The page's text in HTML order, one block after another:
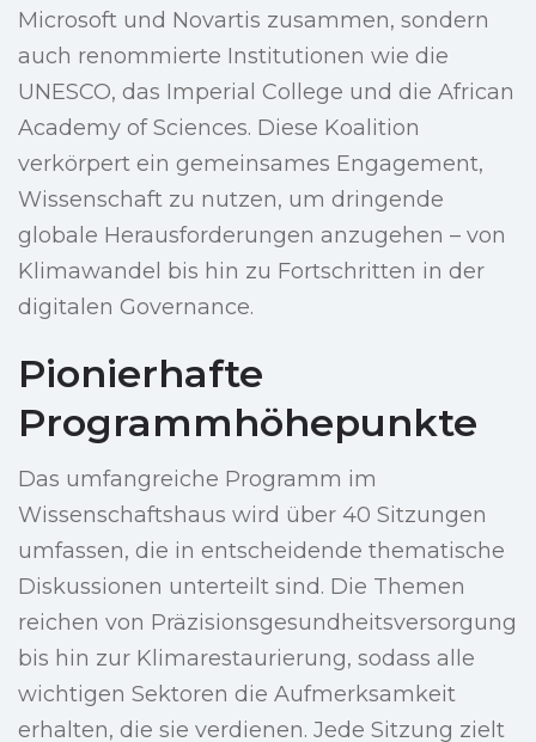
Microsoft und Novartis zusammen, sondern
auch renommierte Institutionen wie die
UNESCO, das Imperial College und die African
Academy of Sciences. Diese Koalition
verkörpert ein gemeinsames Engagement,
Wissenschaft zu nutzen, um dringende
globale Herausforderungen anzugehen – von
Klimawandel bis hin zu Fortschritten in der
digitalen Governance.
Pionierhafte
Programmhöhepunkte
Das umfangreiche Programm im
Wissenschaftshaus wird über 40 Sitzungen
umfassen, die in entscheidende thematische
Diskussionen unterteilt sind. Die Themen
reichen von Präzisionsgesundheitsversorgung
bis hin zur Klimarestaurierung, sodass alle
wichtigen Sektoren die Aufmerksamkeit
erhalten, die sie verdienen. Jede Sitzung zielt